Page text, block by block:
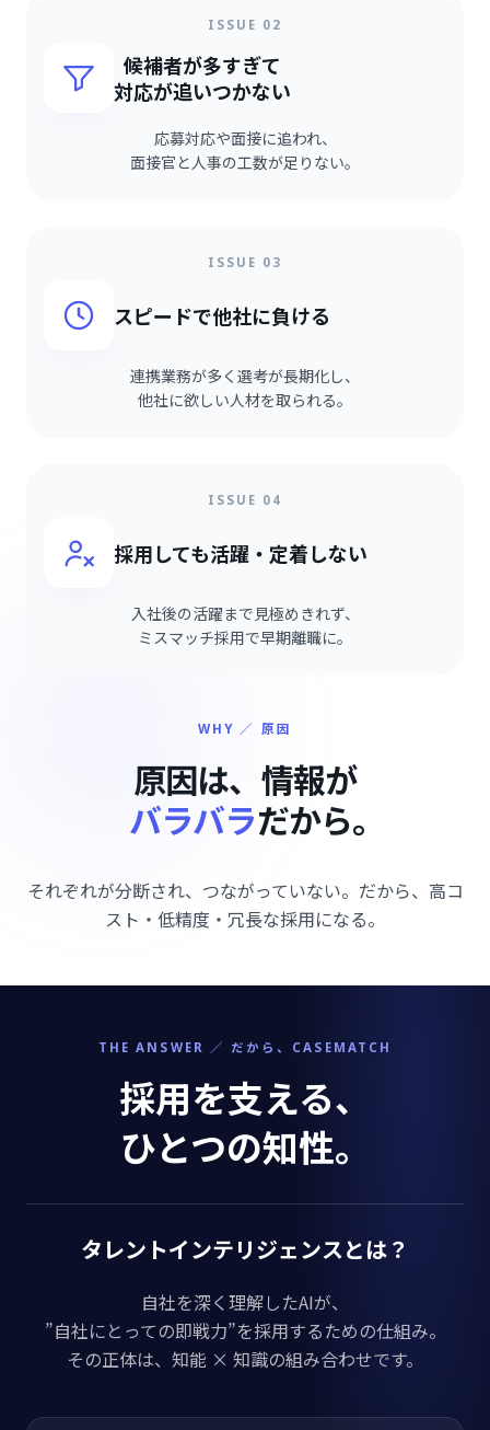
ISSUE 02
候補者が多すぎて
対応が追いつかない
応募対応や面接に追われ、
面接官と人事の工数が足りない。
ISSUE 03
スピードで他社に負ける
連携業務が多く選考が長期化し、
他社に欲しい人材を取られる。
ISSUE 04
採用しても活躍・定着しない
入社後の活躍まで見極めきれず、
ミスマッチ採用で早期離職に。
WHY ／ 原因
原因は、情報が
バラバラだから。
それぞれが分断され、つながっていない。だから、高コ
スト・低精度・冗長な採用になる。
THE ANSWER ／ だから、CASEMATCH
採用を支える、
ひとつの知性。
タレントインテリジェンスとは？
自社を深く理解したAIが、
”自社にとっての即戦力”を採用するための仕組み。
その正体は、知能 × 知識の組み合わせです。